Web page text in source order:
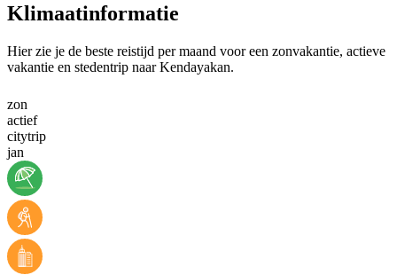
Klimaatinformatie
Hier zie je de beste reistijd per maand voor een zonvakantie, actieve
vakantie en stedentrip naar Kendayakan.
zon
actief
citytrip
jan